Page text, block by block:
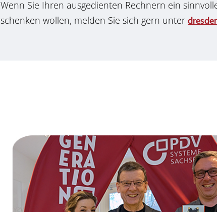
Wenn Sie Ihren ausgedienten Rechnern ein
schenken wollen, melden Sie sich gern unter